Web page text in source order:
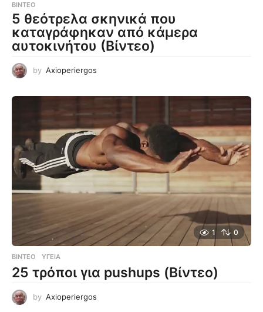
ΒΊΝΤΕΟ
5 θεότρελα σκηνικά που
καταγράφηκαν από κάμερα
αυτοκινήτου (Βίντεο)
by Axioperiergos
1 0
ΒΊΝΤΕΟ ΥΓΕΊΑ
25 τρόποι για pushups (Βίντεο)
by Axioperiergos